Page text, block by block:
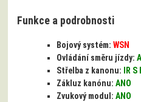
Funkce a podrobnosti
Bojový systém:WSN
Ovládání směru jízdy:
Střelba z kanonu:
IR
Zákluz kanónu:ANO
Zvukový modul:ANO